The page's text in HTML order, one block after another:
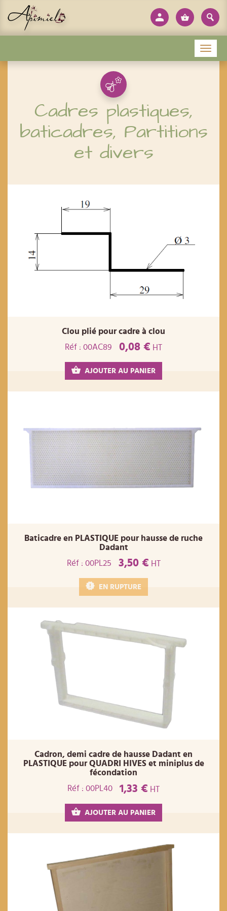
Cadres plastiques,
baticadres, Partitions
et divers
Clou plié pour cadre à clou
Réf : 00AC89
0,08 € HT
AJOUTER AU PANIER
Baticadre en PLASTIQUE pour hausse de ruche
Dadant
Réf : 00PL25
3,50 € HT
EN RUPTURE
Cadron, demi cadre de hausse Dadant en
PLASTIQUE pour QUADRI HIVES et miniplus de
fécondation
Réf : 00PL40
1,33 € HT
AJOUTER AU PANIER
Menu
Panneau de gestion des cookies